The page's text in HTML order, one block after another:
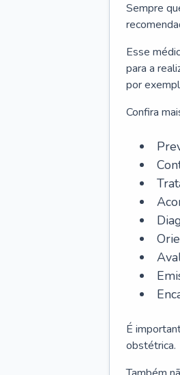
Sempre
Esse
para a
por
Confira
É
obstétrica.